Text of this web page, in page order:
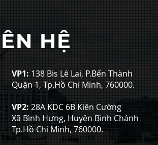
HỆ
VP1: 138 Bis Lê Lai, P.Bến Thành
Quận 1, Tp.Hồ Chí Minh, 760000.
VP2:28A KDC 6B Kiên Cường
Xã Bình Hưng, Huyện Bình Chánh
Tp.Hồ Chí Minh, 760000.